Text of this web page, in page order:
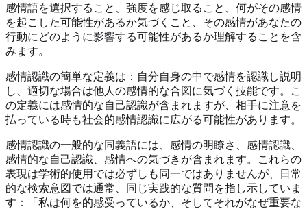
感情語を選択すること、強度を感じ取ること、何がその感情
を起こした可能性があるか気づくこと、その感情があなたの
行動にどのように影響する可能性があるか理解することを含
みます。
感情認識の簡単な定義は：自分自身の中で感情を認識し説明
し、適切な場合は他人の感情的な合図に気づく技能です。こ
の定義には感情的な自己認識が含まれますが、相手に注意を
払っている時も社会的感情認識に広がる可能性があります。
感情認識の一般的な同義語には、感情の明瞭さ、感情認識、
感情的な自己認識、感情への気づきが含まれます。これらの
表現は学術的使用では必ずしも同一ではありませんが、日常
的な検索意図では通常、同じ実践的な質問を指し示していま
す：「私は何を的感受っているか、そしてそれがなぜ重要な